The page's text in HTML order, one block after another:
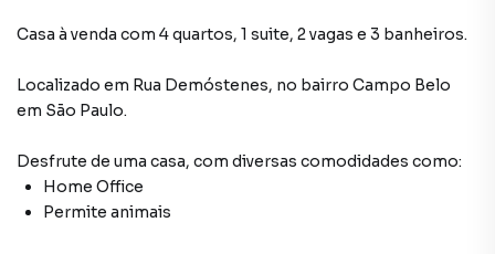
Casa à venda com 4 quartos, 1 suite, 2 vagas e 3 banheiros.
Localizado em Rua Demóstenes, no bairro Campo Belo
em São Paulo.
Desfrute de uma casa, com diversas comodidades como:
Home Office
Permite animais